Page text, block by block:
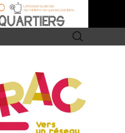
Rechercher :